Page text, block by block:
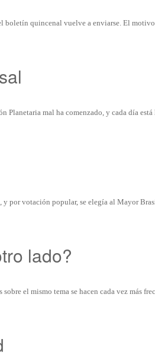
boletín quincenal vuelve a enviarse. El
Planetaria mal ha comenzado, y cada día
por votación popular, se elegía al Mayor
lado?
sobre el mismo tema se hacen cada vez más